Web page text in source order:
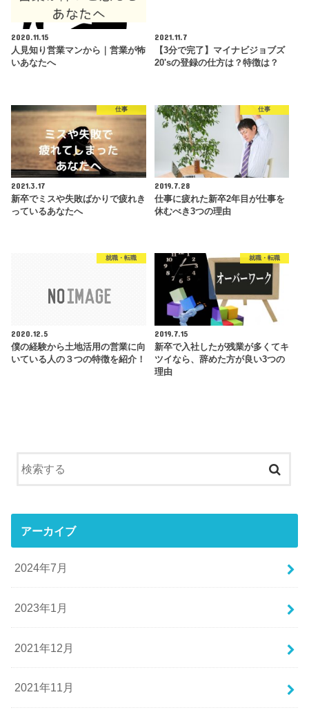
2020.11.15
人見知り営業マンから｜営業が怖
いあなたへ
2021.11.7
【3分で完了】マイナビジョブズ
20'sの登録の仕方は？特徴は？
仕事
2021.3.17
新卒でミスや失敗ばかりで疲れき
っているあなたへ
仕事
2019.7.28
仕事に疲れた新卒2年目が仕事を
休むべき3つの理由
就職・転職
2020.12.5
僕の経験から土地活用の営業に向
いている人の３つの特徴を紹介！
就職・転職
2019.7.15
新卒で入社したが残業が多くてキ
ツイなら、辞めた方が良い3つの
理由
アーカイブ
2024年7月
2023年1月
2021年12月
2021年11月